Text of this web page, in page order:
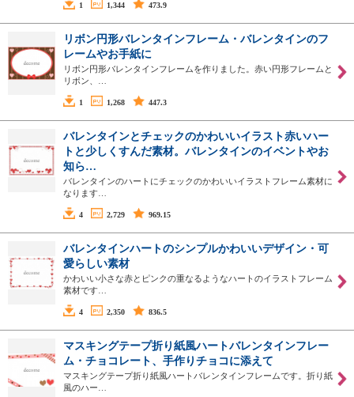
1 1,344 473.9
リボン円形バレンタインフレーム・バレンタインのフ
レームやお手紙に
リボン円形バレンタインフレームを作りました。赤い円形フレームと
リボン、…
1 1,268 447.3
バレンタインとチェックのかわいいイラスト赤いハー
トと少しくすんだ素材。バレンタインのイベントやお
知ら…
バレンタインのハートにチェックのかわいいイラストフレーム素材に
なります…
4 2,729 969.15
バレンタインハートのシンプルかわいいデザイン・可
愛らしい素材
かわいい小さな赤とピンクの重なるようなハートのイラストフレーム
素材です…
4 2,350 836.5
マスキングテープ折り紙風ハートバレンタインフレー
ム・チョコレート、手作りチョコに添えて
マスキングテープ折り紙風ハートバレンタインフレームです。折り紙
風のハー…